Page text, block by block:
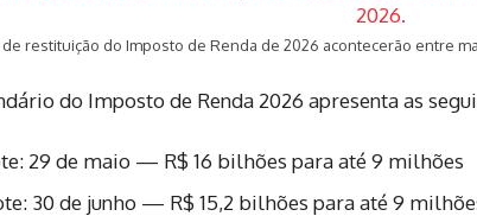
restituição do Imposto de Renda de 2026 acontecerão entre
do Imposto de Renda 2026 apresenta as
29 de maio — R$ 16 bilhões para até 9 milhões
30 de junho — R$ 15,2 bilhões para até 9